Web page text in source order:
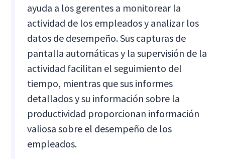
ayuda a los gerentes a monitorear la
actividad de los empleados y analizar los
datos de desempeño. Sus capturas de
pantalla automáticas y la supervisión de la
actividad facilitan el seguimiento del
tiempo, mientras que sus informes
detallados y su información sobre la
productividad proporcionan información
valiosa sobre el desempeño de los
empleados.